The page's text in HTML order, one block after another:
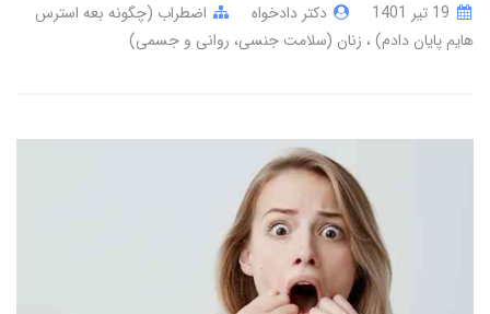
دکتر دادخواه
اضطراب (چگونه بعه استرس
هایم پایان دادم) زنان (سلامت جنسی، روانی و جسمی)